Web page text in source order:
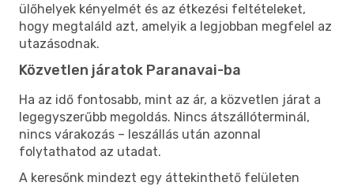
ülőhelyek kényelmét és az étkezési feltételeket,
hogy megtaláld azt, amelyik a legjobban megfelel az
utazásodnak.
Közvetlen járatok Paranavai-ba
Ha az idő fontosabb, mint az ár, a közvetlen járat a
legegyszerűbb megoldás. Nincs átszállóterminál,
nincs várakozás – leszállás után azonnal
folytathatod az utadat.
A keresőnk mindezt egy áttekinthető felületen